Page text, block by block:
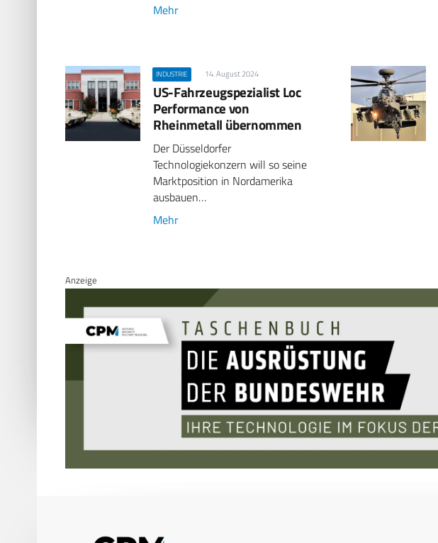
Mehr
INDUSTRIE 14. August 2024
US-Fahrzeugspezialist Loc
Performance von
Rheinmetall übernommen
Der Düsseldorfer
Technologiekonzern will so seine
Marktposition in Nordamerika
ausbauen…
Mehr
Anzeige